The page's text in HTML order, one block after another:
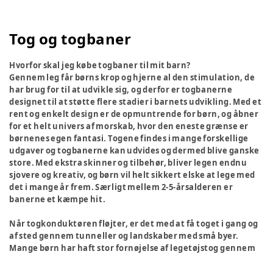
Tog og togbaner
Hvorfor skal jeg købe togbaner til mit barn?
Gennem leg får børns krop og hjerne al den stimulation, de
har brug for til at udvikle sig, og derfor er togbanerne
designet til at støtte flere stadier i barnets udvikling. Med et
rent og enkelt design er de opmuntrende for børn, og åbner
for et helt univers af morskab, hvor den eneste grænse er
børnenes egen fantasi. Togene findes i mange forskellige
udgaver og togbanerne kan udvides og dermed blive ganske
store. Med ekstra skinner og tilbehør, bliver legen endnu
sjovere og kreativ, og børn vil helt sikkert elske at lege med
det i mange år frem. Særligt mellem 2-5-årsalderen er
banerne et kæmpe hit.
Når togkonduktøren fløjter, er det med at få toget i gang og
af sted gennem tunneller og landskaber med små byer.
Mange børn har haft stor fornøjelse af legetøjstog gennem